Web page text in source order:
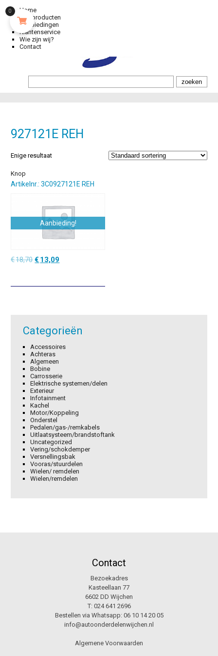
Home
Alle producten
Aanbiedingen
Klantenservice
Wie zijn wij?
Contact
927121E REH
Enige resultaat
Knop
Artikelnr.: 3C0927121E REH
Aanbieding!
€18,70Oorspronkelijke
€18,70.
€ 13,09Huidige
€13,09.
Categorieën
Accessoires
Achteras
Algemeen
Bobine
Carrosserie
Elektrische systemen/delen
Exterieur
Infotainment
Kachel
Motor/Koppeling
Onderstel
Pedalen/gas-/remkabels
Uitlaatsysteem/brandstoftank
Uncategorized
Vering/schokdemper
Versnellingsbak
Vooras/stuurdelen
Wielen/ remdelen
Wielen/remdelen
Contact
Bezoekadres
Kasteellaan 77
6602 DD Wijchen
T: 024 641 2696
Bestellen via Whatsapp: 06 10 14 20 05
info@autoonderdelenwijchen.nl
Algemene Voorwaarden
0